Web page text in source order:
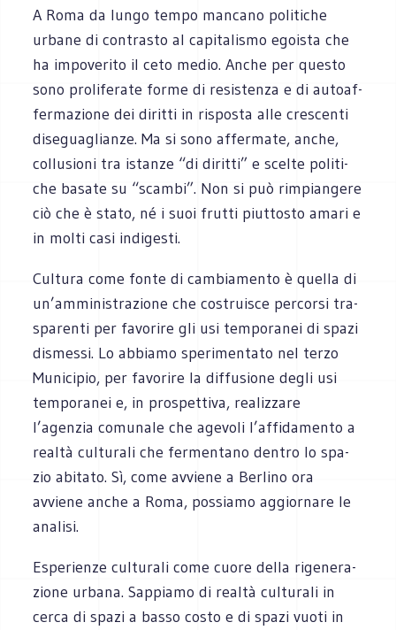
A Roma da lungo tempo man­cano poli­ti­che
urbane di con­tra­sto al capi­ta­li­smo egoi­sta che
ha impo­ve­rito il ceto medio. Anche per que­sto
sono pro­li­fe­rate forme di resi­stenza e di autoaf­
fer­ma­zione dei diritti in rispo­sta alle cre­scenti
dise­gua­glianze. Ma si sono affer­mate, anche,
col­lu­sioni tra istanze “di diritti” e scelte poli­ti­
che basate su “scambi”. Non si può rim­pian­gere
ciò che è stato, né i suoi frutti piut­to­sto amari e
in molti casi indigesti.
Cul­tura come fonte di cam­bia­mento è quella di
un’amministrazione che costrui­sce per­corsi tra­
spa­renti per favo­rire gli usi tem­po­ra­nei di spazi
dismessi. Lo abbiamo spe­ri­men­tato nel terzo
Muni­ci­pio, per favo­rire la dif­fu­sione degli usi
tem­po­ra­nei e, in pro­spet­tiva, rea­liz­zare
l’agenzia comu­nale che age­voli l’affidamento a
realtà cul­tu­rali che fer­men­tano den­tro lo spa­
zio abi­tato. Sì, come avviene a Ber­lino ora
avviene anche a Roma, pos­siamo aggior­nare le
analisi.
Espe­rienze cul­tu­rali come cuore della rige­ne­ra­
zione urbana. Sap­piamo di realtà cul­tu­rali in
cerca di spazi a basso costo e di spazi vuoti in